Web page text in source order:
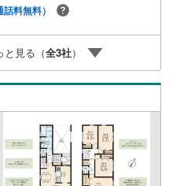
まとめたレポートもご用意し
ださい。■電車でお越しのお客
より徒歩5分■お車でお越しの
いますので弊社営業スタッフ
話料無料）
と見る（全3社）